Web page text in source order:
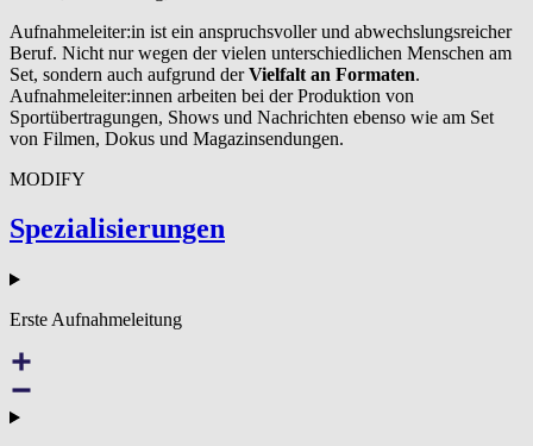
Aufnahmeleiter:in ist ein anspruchsvoller und abwechslungsreicher
Beruf. Nicht nur wegen der vielen unterschiedlichen Menschen am
Set, sondern auch aufgrund derVielfalt an Formaten.
Aufnahmeleiter:innen arbeiten bei der Produktion von
Sportübertragungen, Shows und Nachrichten ebenso wie am Set
von Filmen, Dokus und Magazinsendungen.
MODIFY
Spezial­isierun­gen
Erste Aufnahmeleitung